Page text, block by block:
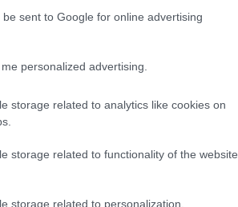
sent to Google for online advertising
personalized advertising.
storage related to analytics like cookies on
storage related to functionality of the website
storage related to personalization.